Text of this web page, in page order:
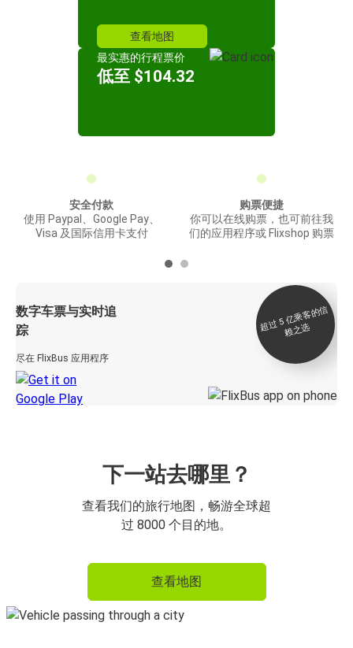
查看地图
最实惠的行程票价
低至 $104.32
安全付款
使用 Paypal、Google Pay、
Visa 及国际信用卡支付
购票便捷
你可以在线购票，也可前往我
们的应用程序或 Flixshop 购票
数字车票与实时追
踪
尽在 FlixBus 应用程序
超
过 5
亿
乘
客
的
信
赖
之
选
下一站去哪里？
查看我们的旅行地图，畅游全球超
过 8000 个目的地。
查看地图